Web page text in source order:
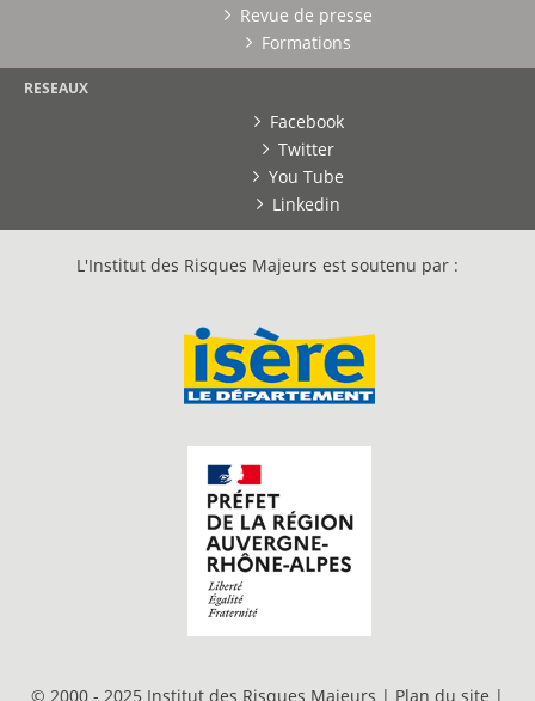
Revue de presse
Formations
RESEAUX
Facebook
Twitter
You Tube
Linkedin
L'Institut des Risques Majeurs est soutenu par :
© 2000 - 2025 Institut des Risques Majeurs | Plan du site |